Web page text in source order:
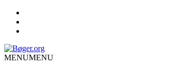
MENUMENU